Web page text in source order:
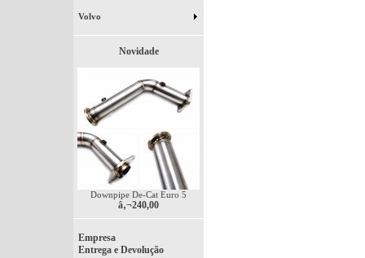
Volvo
Novidade
Downpipe De-Cat Euro 5
â‚¬240,00
Empresa
Entrega e Devolução